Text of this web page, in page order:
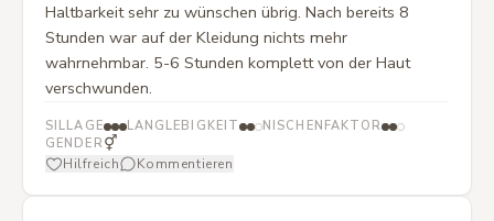
Haltbarkeit sehr zu wünschen übrig. Nach bereits 8
Stunden war auf der Kleidung nichts mehr
wahrnehmbar. 5-6 Stunden komplett von der Haut
verschwunden.
SILLAGE LANGLEBIGKEIT
NISCHENFAKTOR
GENDER ⚥
Hilfreich Kommentieren